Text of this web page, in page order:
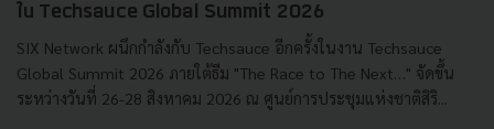
ใน Techsauce Global Summit 2026
SIX Network ผนึกกำลังกับ Techsauce อีกครั้งในงาน Techsauce
Global Summit 2026 ภายใต้ธีม "The Race to The Next…" จัดขึ้น
ระหว่างวันที่ 26-28 สิงหาคม 2026 ณ ศูนย์การประชุมแห่งชาติสิริ...